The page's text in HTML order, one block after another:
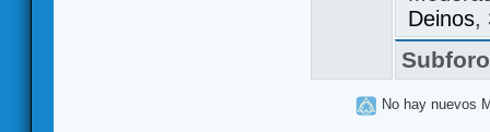
Deinos,
No hay nuevos